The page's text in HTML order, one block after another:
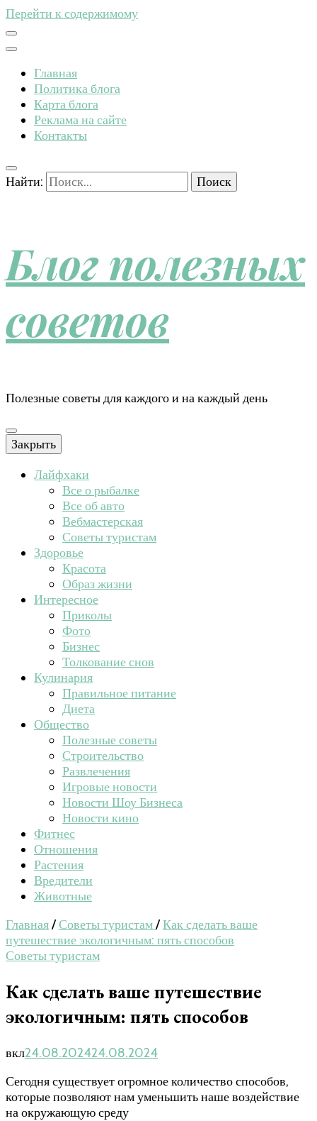
Перейти к содержимому
Главная
Политика блога
Карта блога
Реклама на сайте
Контакты
Найти:
Блог полезных
советов
Полезные советы для каждого и на каждый день
Закрыть
Лайфхаки
Все о рыбалке
Все об авто
Вебмастерская
Советы туристам
Здоровье
Красота
Образ жизни
Интересное
Приколы
Фото
Бизнес
Толкование снов
Кулинария
Правильное питание
Диета
Общество
Полезные советы
Строительство
Развлечения
Игровые новости
Новости Шоу Бизнеса
Новости кино
Фитнес
Отношения
Растения
Вредители
Животные
Главная/Советы туристам/Как сделать ваше
путешествие экологичным: пять способов
Советы туристам
Как сделать ваше путешествие
экологичным: пять способов
вкл24.08.202424.08.2024
Сегодня существует огромное количество способов,
которые позволяют нам уменьшить наше воздействие
на окружающую среду